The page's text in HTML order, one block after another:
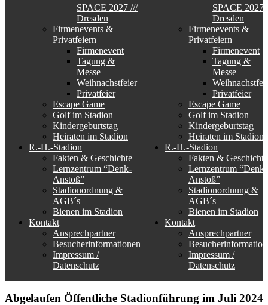
SPACE 2027 ///
Dresden
Firmenevents &
Privatfeiern
Firmenevent
Tagung &
Messe
Weihnachstfeier
Privatfeier
Escape Game
Golf im Stadion
Kindergeburtstag
Heiraten im Stadion
R.-H.-Stadion
Fakten & Geschichte
Lernzentrum “Denk-
Anstoß”
Stadionordnung &
AGB´s
Bienen im Stadion
Kontakt
Ansprechpartner
Besucherinformationen
Impressum /
Datenschutz
SPACE 2027
Dresden
Firmenevents &
Privatfeiern
Firmenevent
Tagung &
Messe
Privatfeier
Escape Game
Golf im Stadion
Kindergeburtstag
Heiraten im Stadion
R.-H.-Stadion
Fakten & Geschichte
Lernzentrum “Denk-
Anstoß”
Stadionordnung &
AGB´s
Bienen im Stadion
Kontakt
Ansprechpartner
Impressum /
Datenschutz
Abgelaufen Öffentliche Stadionführung im Juli 2024